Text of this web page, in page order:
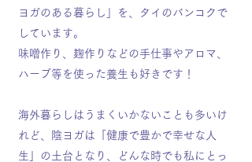
ヨガのある暮らし」を、タイのバンコクで
しています。
味噌作り、麹作りなどの手仕事やアロマ、
ハーブ等を使った養生も好きです！
海外暮らしはうまくいかないことも多いけ
れど、陰ヨガは「健康で豊かで幸せな人
生」の土台となり、どんな時でも私にとっ